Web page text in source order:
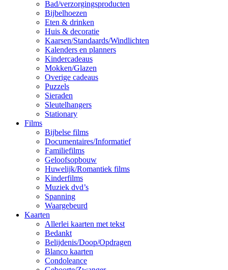
Bad/verzorgingsproducten
Bijbelhoezen
Eten & drinken
Huis & decoratie
Kaarsen/Standaards/Windlichten
Kalenders en planners
Kindercadeaus
Mokken/Glazen
Overige cadeaus
Puzzels
Sieraden
Sleutelhangers
Stationary
Films
Bijbelse films
Documentaires/Informatief
Familiefilms
Geloofsopbouw
Huwelijk/Romantiek films
Kinderfilms
Muziek dvd’s
Spanning
Waargebeurd
Kaarten
Allerlei kaarten met tekst
Bedankt
Belijdenis/Doop/Opdragen
Blanco kaarten
Condoleance